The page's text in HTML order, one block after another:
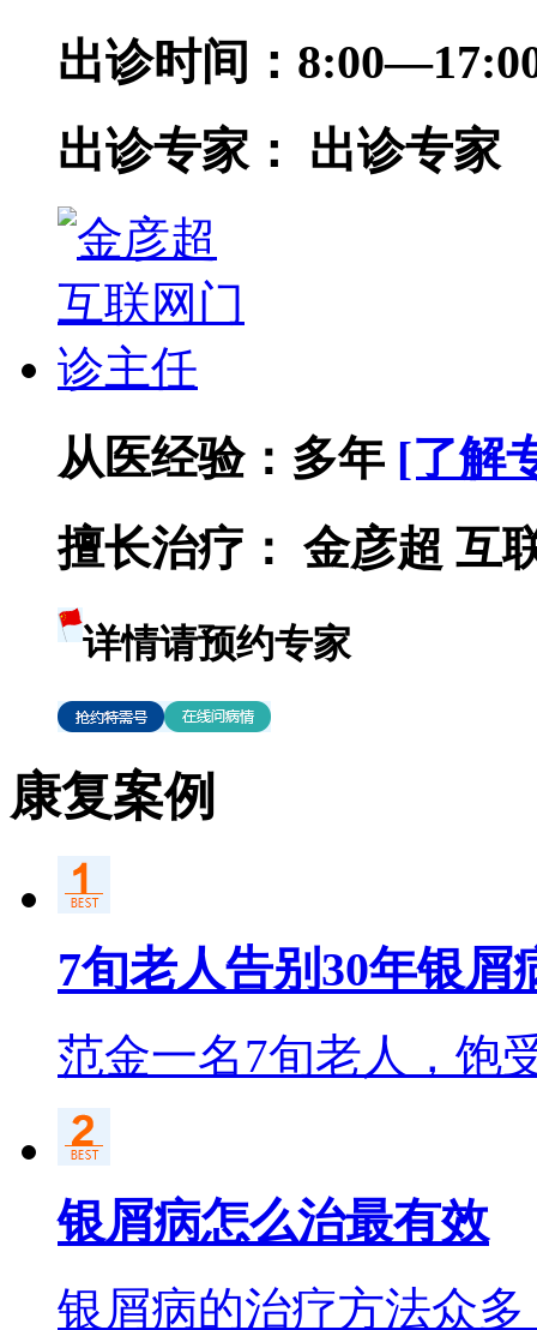
出诊时间：
出诊专家：
出诊专家
从医经验： 多年 [了解
擅长治疗： 金彦超 互
详情请预约专家
康复案例
7旬老人告别30年银屑
范金一名7旬老人，饱
银屑病怎么治最有效
银屑病的治疗方法众多